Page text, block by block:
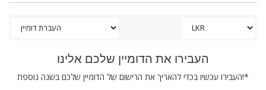
העבירו את הדומיין שלכם אלינו
העבירו עכשיו בכדי להאריך את הרישום של הדומיין שלכם בשנה נוספת!*